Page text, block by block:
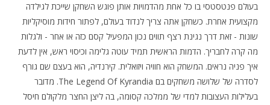
בעולם פנטסטסי בו כל אחת מהדמויות אותן פוגש השחקן שייכת לגילדה
מקצועית אחרת. כשחקן אתה צריך לנדוד בעולם, לפתור חידות מוסיקליות
שונות - זאת דרך נגינת רצף תווים נכון המפעיל קסם כזה או אחר - ולגלות
מה קרה לחבריך. הדמות הראשית תמיד עוטה גלימה וכיסוי ראש, אין לדעת
איך פניה נראים. המשחק הוא חוויה ויזואלית. קירנדיה, הוא בעצם שם גורף
לסדרה של שלושה משחקים בם The Legend Of Kyrandia. מדובר
בעלילות העצובות למדי של ממלכה קסומה, בה ליצן החצר מלקולם חיסל